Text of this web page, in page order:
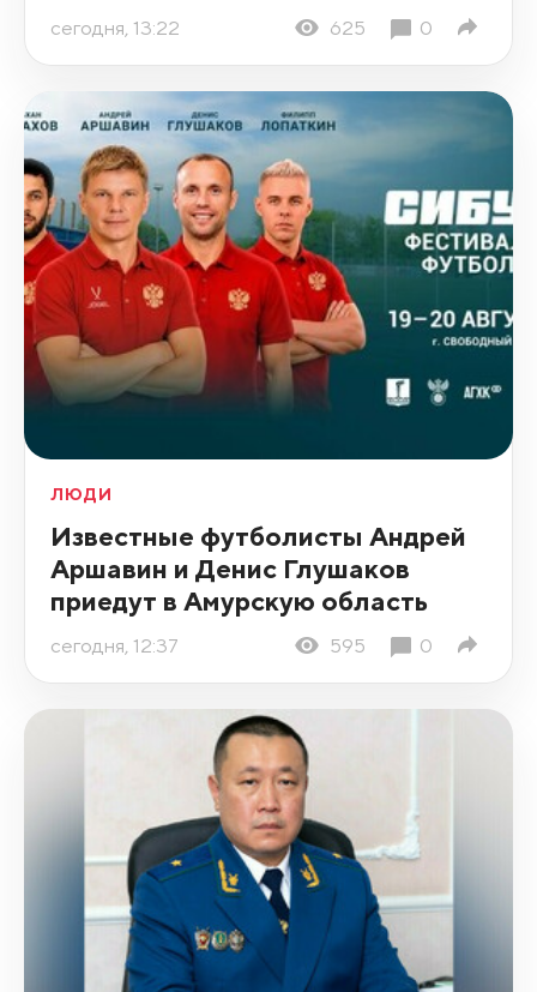
сегодня, 13:22 625 0
ЛЮДИ
Известные футболисты Андрей
Аршавин и Денис Глушаков
приедут в Амурскую область
сегодня, 12:37 595 0